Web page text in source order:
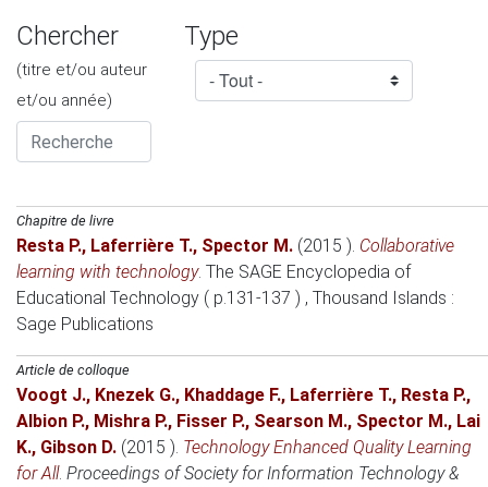
Chercher
(titre et/ou auteur
et/ou année)
Type
Chapitre de livre
Resta P., Laferrière T., Spector M. (2015 ). Collaborative
learning with technology. The SAGE Encyclopedia of
Educational Technology ( p.131-137 ) , Thousand Islands :
Sage Publications
Article de colloque
Voogt J., Knezek G., Khaddage F., Laferrière T., Resta P.,
Albion P., Mishra P., Fisser P., Searson M., Spector M., Lai
K., Gibson D. (2015 ). Technology Enhanced Quality Learning
for All. Proceedings of Society for Information Technology &